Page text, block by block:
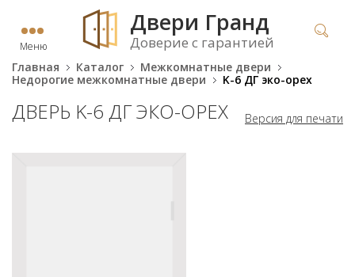
Меню
Двери Гранд
Доверие с гарантией
Главная Каталог
Межкомнатные двери
Недорогие межкомнатные двери
K-6 ДГ эко-орех
Версия для печати
ДВЕРЬ K-6 ДГ ЭКО-ОРЕХ